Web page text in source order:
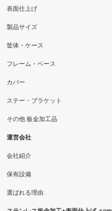
表面仕上げ
製品サイズ
筐体・ケース
フレーム・ベース
カバー
ステー・ブラケット
その他 板金加工品
運営会社
会社紹介
保有設備
選ばれる理由